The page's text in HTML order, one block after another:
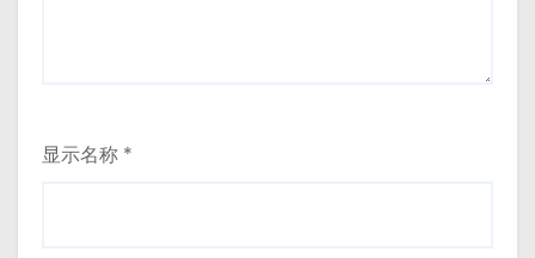
显示名称 *